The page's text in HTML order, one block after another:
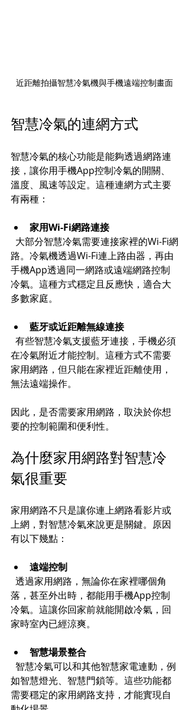
近距離拍攝智慧冷氣機與手機遠端控制畫面
智慧冷氣的連網方式
智慧冷氣的核心功能是能夠透過網路連
接，讓你用手機App控制冷氣的開關、
溫度、風速等設定。這種連網方式主要
有兩種：
家用Wi-Fi網路連接
路。冷氣機透過Wi-Fi連上路由器，再由
手機App透過同一網路或遠端網路控制
冷氣。這種方式穩定且反應快，適合大
多數家庭。
藍牙或近距離無線連接
在冷氣附近才能控制。這種方式不需要
家用網路，但只能在家裡近距離使用，
無法遠端操作。
因此，是否需要家用網路，取決於你想
要的控制範圍和便利性。
為什麼家用網路對智慧冷
氣很重要
家用網路不只是讓你連上網路看影片或
上網，對智慧冷氣來說更是關鍵。原因
有以下幾點：
遠端控制
落，甚至外出時，都能用手機App控制
冷氣。這讓你回家前就能開啟冷氣，回
家時室內已經涼爽。
智慧場景整合
如智慧燈光、智慧門鎖等。這些功能都
需要穩定的家用網路支持，才能實現自